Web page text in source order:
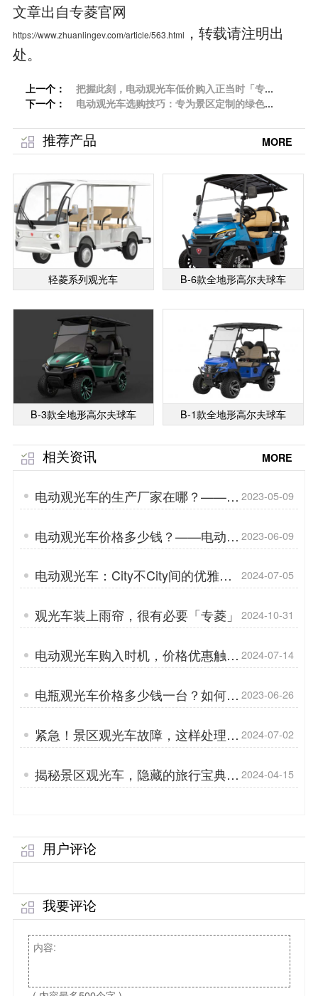
文章出自专菱官网
https://www.zhuanlingev.com/article/563.html ，转载请注明出
处。
上一个：
把握此刻，电动观光车低价购入正当时「专
菱」
下一个：
电动观光车选购技巧：专为景区定制的绿色出
推荐产品 MORE
轻菱系列观光车 B-6款全地形高尔夫球车
B-3款全地形高尔夫球车 B-1款全地形高尔夫球车
相关资讯 MORE
电动观光车的生产厂家在哪？——电
动观光车的使用方法「专菱」
2023-05-09
电动观光车价格多少钱？——电动观
光车锂电池的特点「专菱」
2023-06-09
电动观光车：City不City间的优雅穿
梭者「专菱」
2024-07-05
观光车装上雨帘，很有必要「专菱」 2024-10-31
电动观光车购入时机，价格优惠触手
可及「专菱」
2024-07-14
电瓶观光车价格多少钱一台？如何选
购观光车「专菱」
2023-06-26
紧急！景区观光车故障，这样处理才
安全【教科书般操作指南】「专菱」
2024-07-02
揭秘景区观光车，隐藏的旅行宝典大
公开！「专菱」
2024-04-15
用户评论
我要评论